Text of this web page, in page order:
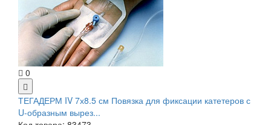
0
ТЕГАДЕРМ IV 7х8.5 см Повязка для фиксации катетеров с
U-образным вырез...